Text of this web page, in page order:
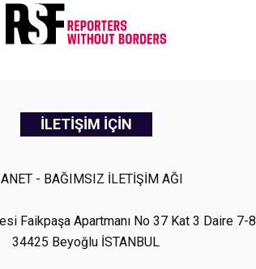
İLETİŞİM İÇİN
- BAĞIMSIZ İLETİŞİM AĞI
Faikpaşa Apartmanı No 37 Kat 3 Daire 7-8
34425 Beyoğlu İSTANBUL